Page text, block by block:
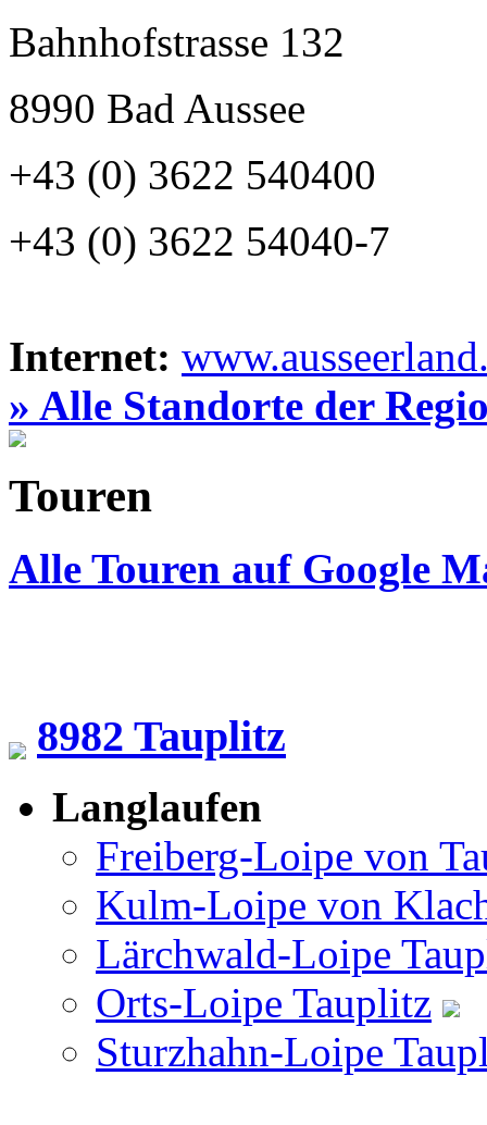
Bahnhofstrasse 132
8990 Bad Aussee
+43 (0) 3622 540400
+43 (0) 3622 54040-7
Internet:
» Alle Standorte der
Touren
Alle Touren auf Google
8982 Tauplitz
Langlaufen
Freiberg-Loipe von
Kulm-Loipe von
Lärchwald-Loipe
Orts-Loipe Tauplitz
Sturzhahn-Loipe